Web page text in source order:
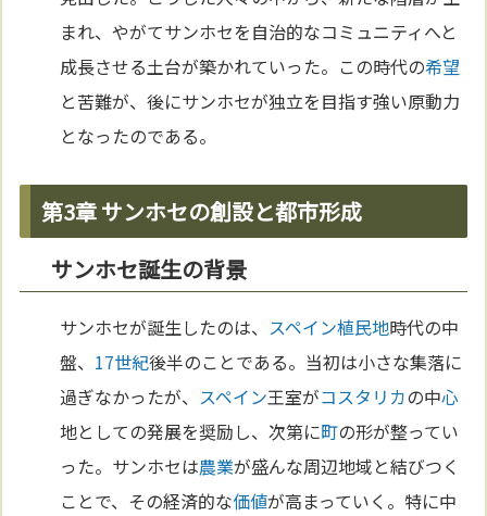
まれ、やがてサンホセを自治的なコミュニティへと
成長させる土台が築かれていった。この時代の希望
と苦難が、後にサンホセが独立を目指す強い原動力
となったのである。
第3章 サンホセの創設と都市形成
サンホセ誕生の背景
サンホセが誕生したのは、 スペイン植民地時代の中
盤、 17世紀後半のことである。当初は小さな集落に
過ぎなかったが、 スペイン王室がコスタリカの中心
地としての発展を奨励し、次第に町の形が整ってい
った。サンホセは農業が盛んな周辺地域と結びつく
ことで、その経済的な価値が高まっていく。特に中